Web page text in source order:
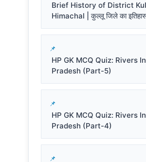
Brief History of District
Himachal | कुल्लू जिले का
HP GK MCQ Quiz: Rivers
Pradesh (Part-5)
HP GK MCQ Quiz: Rivers
Pradesh (Part-4)